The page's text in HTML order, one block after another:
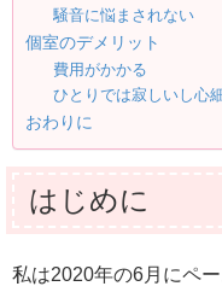
騒音に悩まされない
個室のデメリット
費用がかかる
ひとりでは寂しいし心
おわりに
はじめに
私は2020年の6月にペ